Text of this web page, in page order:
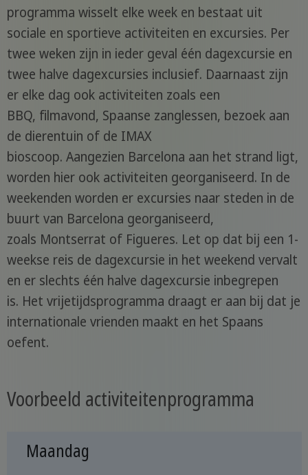
programma wisselt elke week en bestaat uit
sociale en sportieve activiteiten en excursies. Per
twee weken zijn in ieder geval één dagexcursie en
twee halve dagexcursies inclusief. Daarnaast zijn
er elke dag ook activiteiten zoals een
BBQ, filmavond, Spaanse zanglessen, bezoek aan
de dierentuin of de IMAX
bioscoop. Aangezien Barcelona aan het strand ligt,
worden hier ook activiteiten georganiseerd. In de
weekenden worden er excursies naar steden in de
buurt van Barcelona georganiseerd,
zoals Montserrat of Figueres. Let op dat bij een 1-
weekse reis de dagexcursie in het weekend vervalt
en er slechts één halve dagexcursie inbegrepen
is. Het vrijetijdsprogramma draagt er aan bij dat je
internationale vrienden maakt en het Spaans
oefent.
Voorbeeld activiteitenprogramma
Maandag